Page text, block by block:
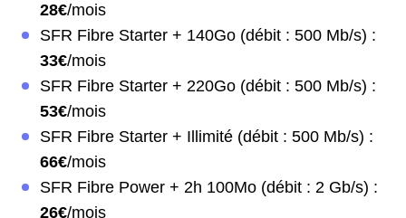
28€/mois
SFR Fibre Starter + 140Go (débit : 500 Mb/s) :
33€/mois
SFR Fibre Starter + 220Go (débit : 500 Mb/s) :
53€/mois
SFR Fibre Starter + Illimité (débit : 500 Mb/s) :
66€/mois
SFR Fibre Power + 2h 100Mo (débit : 2 Gb/s) :
26€/mois